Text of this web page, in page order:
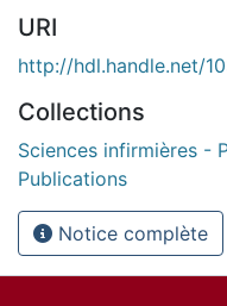
URI
http://hdl.handle.net/
Collections
Sciences infirmières -
Publications
Notice complète